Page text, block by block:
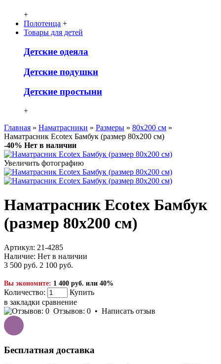
+
Полотенца +
Товары для детей
Детcкие одеяла
Детские подушки
Детские простыни
+
Главная » Наматрасники » Размеры » 80х200 см »
Наматрасник Ecotex Бамбук (размер 80x200 см)
-40% Нет в наличии
Увеличить фотографию
Наматрасник Ecotex Бамбук
(размер 80x200 см)
Артикул: 21-4285
Наличие: Нет в наличии
3 500 руб. 2 100 руб.
Вы экономите: 1 400 руб. или 40%
Количество:
Купить
в закладки сравнение
Отзывов: 0 • Написать отзыв
Бесплатная доставка